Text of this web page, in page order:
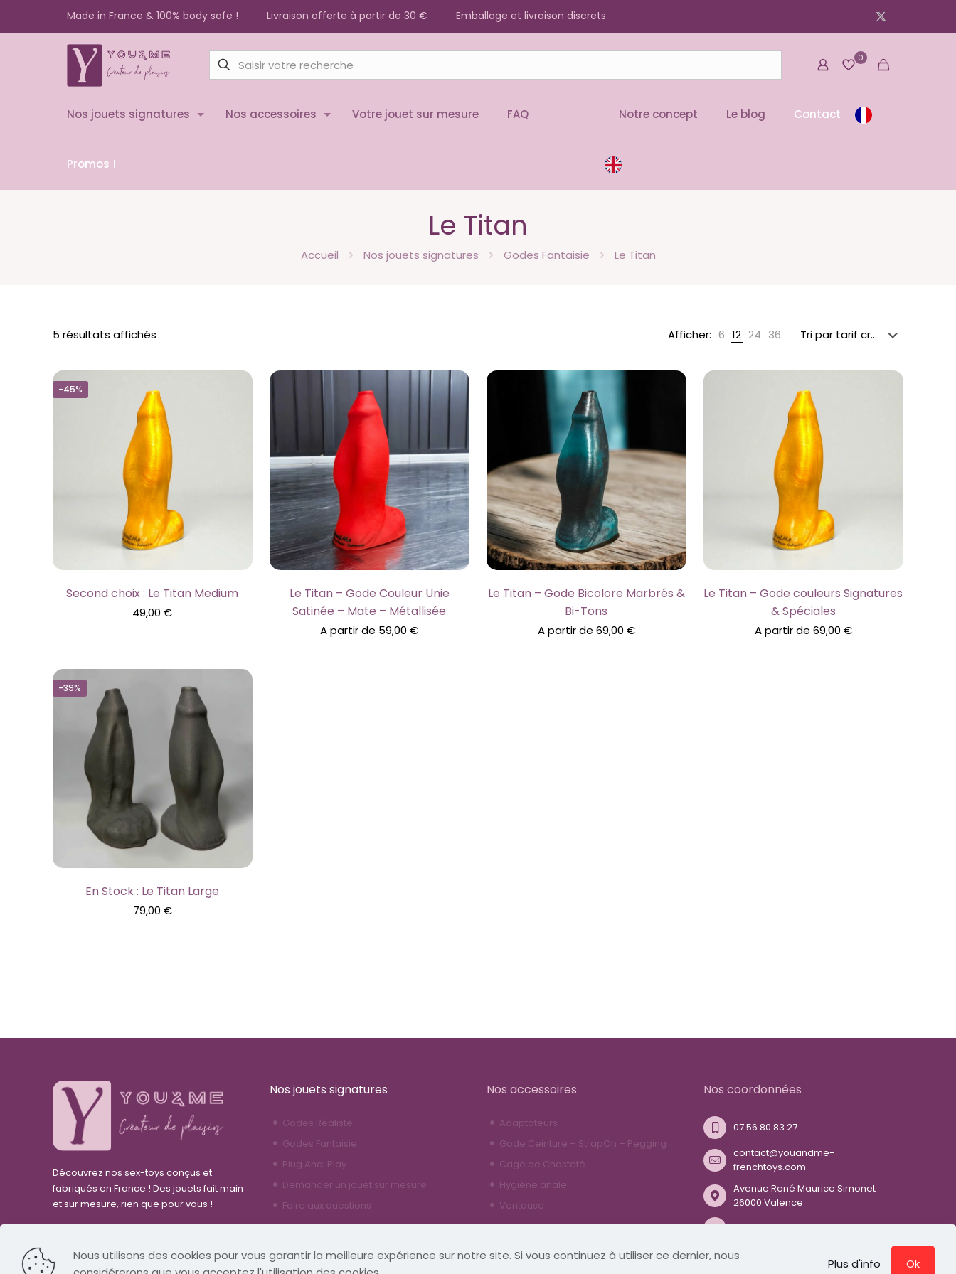
Made in France & 100% body safe ! Livraison offerte à partir de 30 € Emballage et livraison discrets
0
Nos jouets signatures Nos accessoires Votre jouet sur mesure FAQ
Promos !
Notre concept Le blog Contact
Le Titan
Accueil Nos jouets signatures Godes Fantaisie Le Titan
5 résultats affichés
prix
Afficher: 6 12 24 36
-45%
Second choix : Le Titan Medium
49,00€
Le Titan – Gode Couleur Unie
Satinée – Mate – Métallisée
A partir de 59,00€
Le Titan – Gode Bicolore Marbrés &
Bi-Tons
A partir de 69,00 €
Le Titan – Gode couleurs Signatures
& Spéciales
A partir de 69,00 €
-39%
En Stock : Le Titan Large
79,00 €
Découvrez nos sex-toys conçus et
fabriqués en France ! Des jouets fait main
et sur mesure, rien que pour vous !
Nos jouets signatures
Godes Réaliste
Godes Fantaisie
Plug Anal Play
Demander un jouet sur mesure
Foire aux questions
Nos accessoires
Adaptateurs
Gode Ceinture – StrapOn – Pegging
Cage de Chasteté
Hygiène anale
Ventouse
Nos coordonnées
07 56 80 83 27
contact@youandme-
frenchtoys.com
Avenue René Maurice Simonet
26000 Valence
Nous suivre sur Twitter
Nous utilisons des cookies pour vous garantir la meilleure expérience sur notre site. Si vous continuez à utiliser ce dernier, nous
Plus d'info Ok